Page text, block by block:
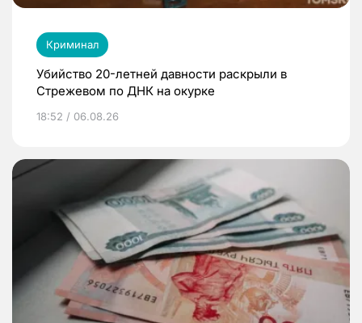
Криминал
Убийство 20-летней давности раскрыли в
Стрежевом по ДНК на окурке
18:52 / 06.08.26